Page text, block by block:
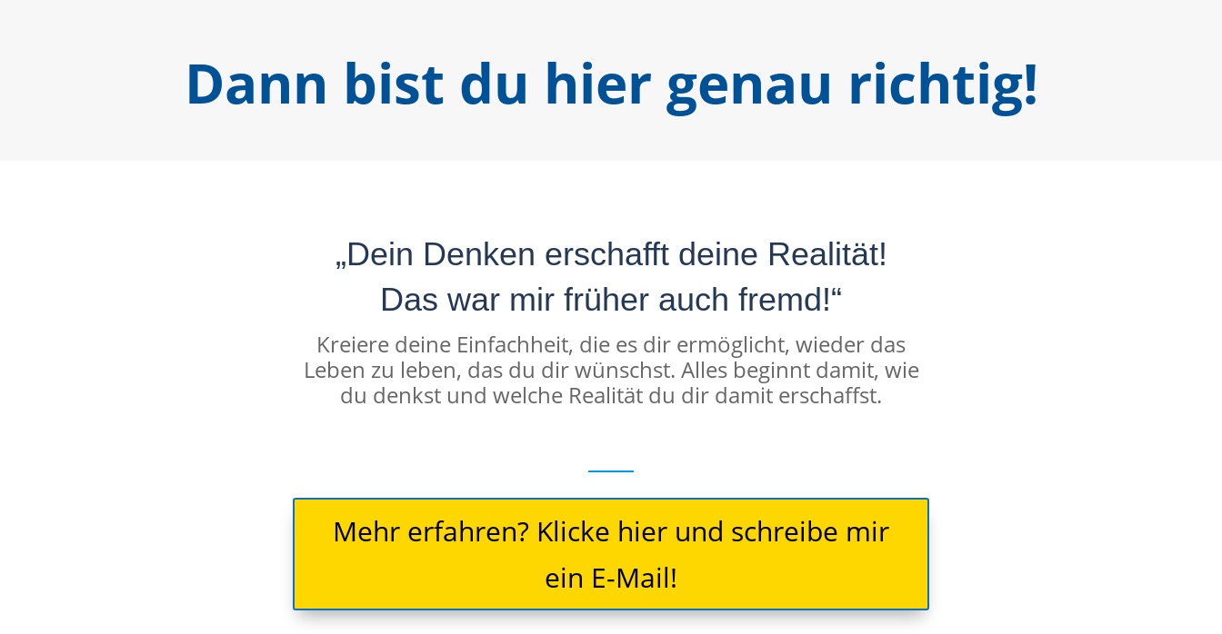
Dann bist du hier genau richtig!
„Dein Denken erschafft deine Realität!
Das war mir früher auch fremd!“
Kreiere deine Einfachheit, die es dir ermöglicht, wieder das
Leben zu leben, das du dir wünschst. Alles beginnt damit, wie
du denkst und welche Realität du dir damit erschaffst.
Mehr erfahren? Klicke hier und schreibe mir
ein E-Mail!